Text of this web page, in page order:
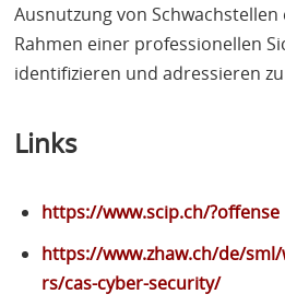
Ausnutzung von
Rahmen einer professionellen
identifizieren und adressieren
Links
https://www.scip.ch/?offense
https://www.zhaw.ch/de/
rs/cas-cyber-security/